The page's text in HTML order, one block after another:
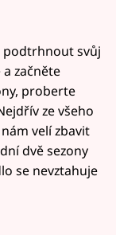
podtrhnout svůj
začněte
proberte
ze všeho
velí zbavit
dvě sezony
se nevztahuje